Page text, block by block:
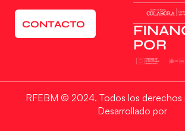
CONTACTO
POR
RFEBM © 2024. Todos los
Desarrollado por